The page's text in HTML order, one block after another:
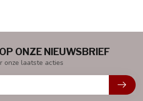
ONZE NIEUWSBRIEF
onze laatste acties